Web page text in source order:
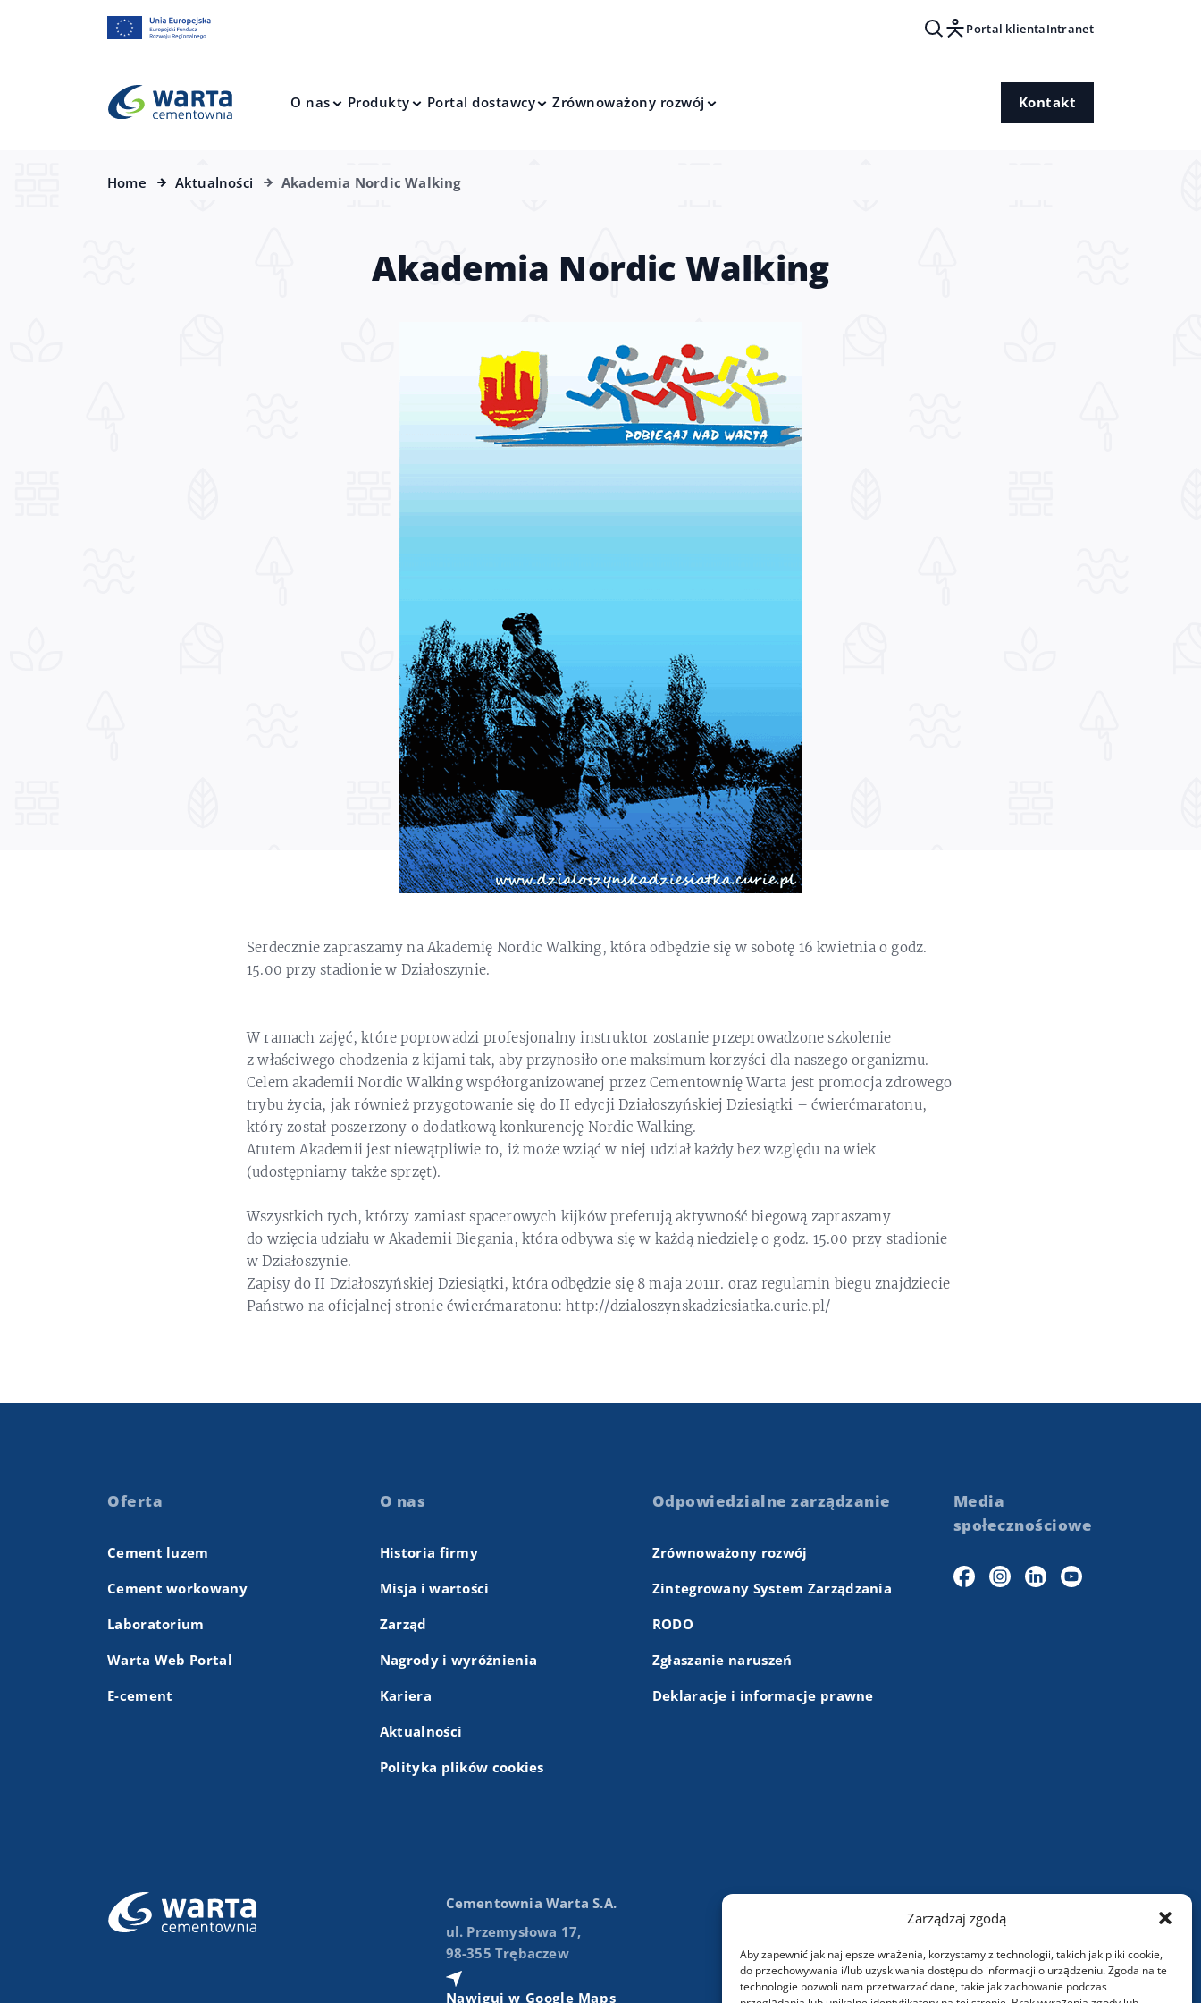
Zarządzaj zgodą
Aby zapewnić jak najlepsze wrażenia, korzystamy z technologii, takich jak pliki cookie,
do przechowywania i/lub uzyskiwania dostępu do informacji o urządzeniu. Zgoda na te
technologie pozwoli nam przetwarzać dane, takie jak zachowanie podczas
Portal klientaIntranet
O nas Produkty Portal dostawcy Zrównoważony rozwój Kontakt
Home Aktualności Akademia Nordic Walking
Akademia Nordic Walking
Serdecznie zapraszamy na Akademię Nordic Walking, która odbędzie się w sobotę 16 kwietnia o godz.
15.00 przy stadionie w Działoszynie.
W ramach zajęć, które poprowadzi profesjonalny instruktor zostanie przeprowadzone szkolenie
z właściwego chodzenia z kijami tak, aby przynosiło one maksimum korzyści dla naszego organizmu.
Celem akademii Nordic Walking współorganizowanej przez Cementownię Warta jest promocja zdrowego
trybu życia, jak również przygotowanie się do II edycji Działoszyńskiej Dziesiątki – ćwierćmaratonu,
który został poszerzony o dodatkową konkurencję Nordic Walking.
Atutem Akademii jest niewątpliwie to, iż może wziąć w niej udział każdy bez względu na wiek
(udostępniamy także sprzęt).
Wszystkich tych, którzy zamiast spacerowych kijków preferują aktywność biegową zapraszamy
do wzięcia udziału w Akademii Biegania, która odbywa się w każdą niedzielę o godz. 15.00 przy stadionie
w Działoszynie.
Zapisy do II Działoszyńskiej Dziesiątki, która odbędzie się 8 maja 2011r. oraz regulamin biegu znajdziecie
Państwo na oficjalnej stronie ćwierćmaratonu: http://dzialoszynskadziesiatka.curie.pl/
Oferta
Cement luzem
Cement workowany
Laboratorium
Warta Web Portal
E-cement
O nas
Historia firmy
Misja i wartości
Zarząd
Nagrody i wyróżnienia
Kariera
Aktualności
Polityka plików cookies
Odpowiedzialne zarządzanie
Zrównoważony rozwój
Zintegrowany System Zarządzania
RODO
Zgłaszanie naruszeń
Deklaracje i informacje prawne
Media
społecznościowe
Cementownia Warta S.A.
ul. Przemysłowa 17,
98-355 Trębaczew
Nawiguj w Google Maps
info@wartasa.com.pl
Kontakt